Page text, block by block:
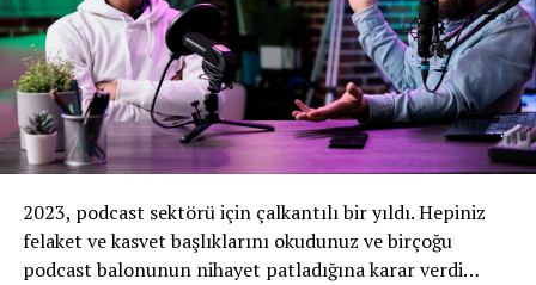
2023, podcast sektörü için çalkantılı bir yıldı. Hepiniz
felaket ve kasvet başlıklarını okudunuz ve birçoğu
podcast balonunun nihayet patladığına karar verdi…